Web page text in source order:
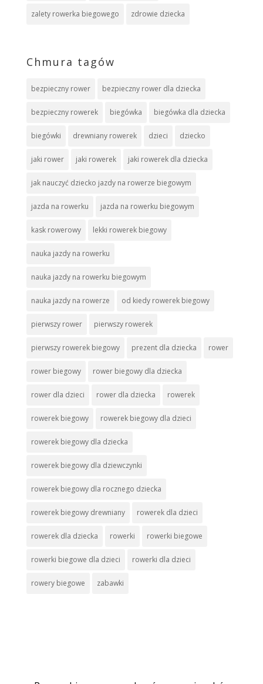
zalety rowerka biegowego zdrowie dziecka
Chmura tagów
bezpieczny rower bezpieczny rower dla dziecka
bezpieczny rowerek biegówka biegówka dla dziecka
biegówki drewniany rowerek dzieci dziecko
jaki rower jaki rowerek jaki rowerek dla dziecka
jak nauczyć dziecko jazdy na rowerze biegowym
jazda na rowerku jazda na rowerku biegowym
kask rowerowy lekki rowerek biegowy
nauka jazdy na rowerku
nauka jazdy na rowerku biegowym
nauka jazdy na rowerze od kiedy rowerek biegowy
pierwszy rower pierwszy rowerek
pierwszy rowerek biegowy prezent dla dziecka rower
rower biegowy rower biegowy dla dziecka
rower dla dzieci rower dla dziecka rowerek
rowerek biegowy rowerek biegowy dla dzieci
rowerek biegowy dla dziecka
rowerek biegowy dla dziewczynki
rowerek biegowy dla rocznego dziecka
rowerek biegowy drewniany rowerek dla dzieci
rowerek dla dziecka rowerki rowerki biegowe
rowerki biegowe dla dzieci rowerki dla dzieci
rowery biegowe zabawki